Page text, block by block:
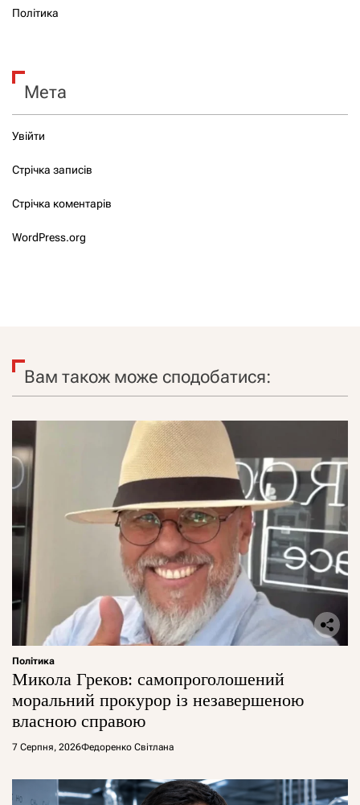
Політика
Мета
Увійти
Стрічка записів
Стрічка коментарів
WordPress.org
Вам також може сподобатися:
Політика
Микола Греков: самопроголошений
моральний прокурор із незавершеною
власною справою
7 Серпня, 2026Федоренко Світлана